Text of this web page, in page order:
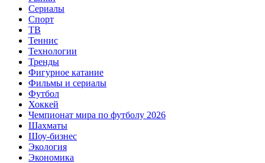
Сериалы
Спорт
ТВ
Теннис
Технологии
Тренды
Фигурное катание
Фильмы и сериалы
Футбол
Хоккей
Чемпионат мира по футболу 2026
Шахматы
Шоу-бизнес
Экология
Экономика